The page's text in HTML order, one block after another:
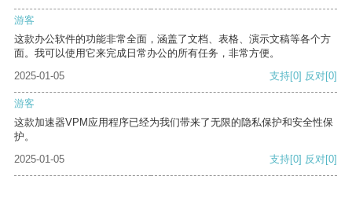
游客
这款办公软件的功能非常全面，涵盖了文档、表格、演示文稿等各个方
面。我可以使用它来完成日常办公的所有任务，非常方便。
2025-01-05
支持[0] 反对[0]
游客
这款加速器VPM应用程序已经为我们带来了无限的隐私保护和安全性保
护。
2025-01-05
支持[0] 反对[0]